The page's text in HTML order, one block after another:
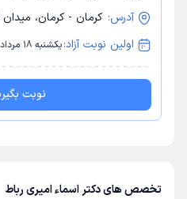
آدرس: کرمان - کرمان، میدان
اولین نوبت آزاد:یکشنبه 18 مرداد | 10:00
نوبت
تخصص های دکتر اسماء امیری رباط